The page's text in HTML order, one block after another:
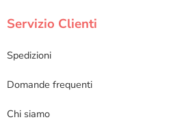
Servizio Clienti
Spedizioni
Domande frequenti
Chi siamo